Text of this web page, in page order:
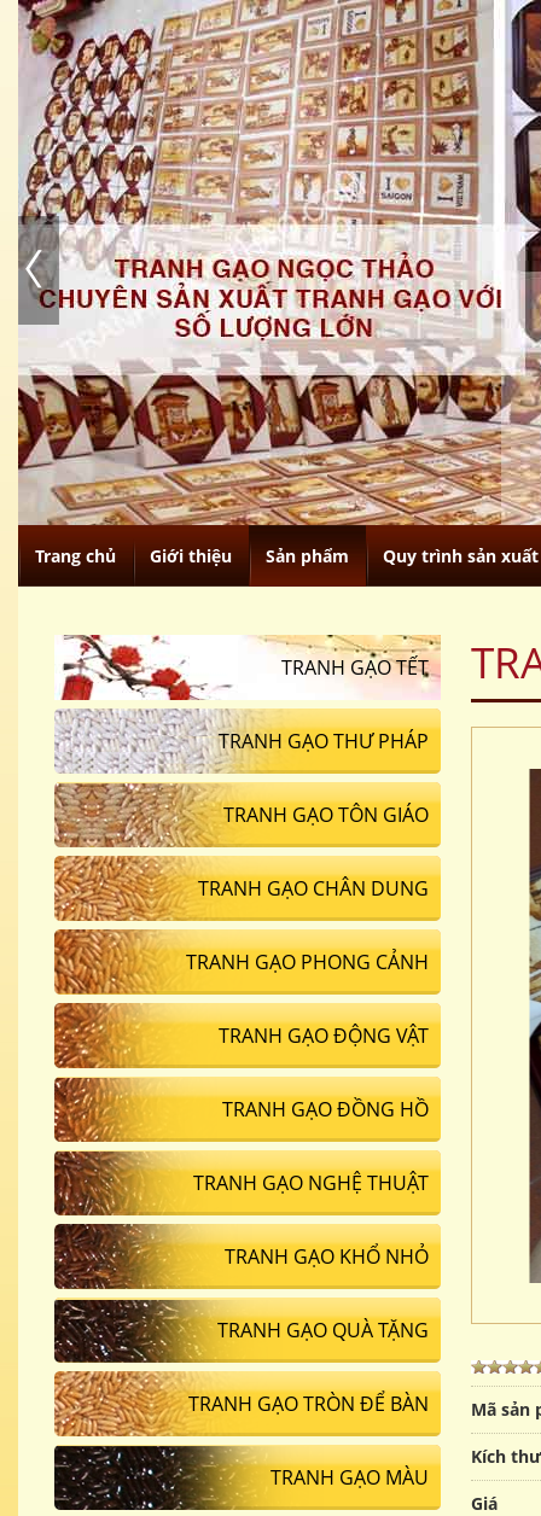
Trang chủ Giới thiệu Sản phẩm Quy trình sản xuất
Mã sản
Kích
Giá
TRANH GẠO TẾT
TRANH GẠO THƯ PHÁP
TRANH GẠO TÔN GIÁO
TRANH GẠO CHÂN DUNG
TRANH GẠO PHONG CẢNH
TRANH GẠO ĐỘNG VẬT
TRANH GẠO ĐỒNG HỒ
TRANH GẠO NGHỆ THUẬT
TRANH GẠO KHỔ NHỎ
TRANH GẠO QUÀ TẶNG
TRANH GẠO TRÒN ĐỂ BÀN
TRANH GẠO MÀU